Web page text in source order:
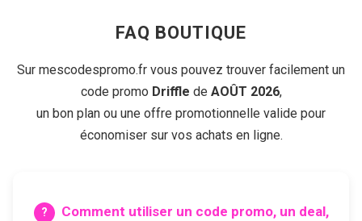
FAQ BOUTIQUE
Sur mescodespromo.fr vous pouvez trouver facilement un
code promo Driffle de AOÛT 2026,
un bon plan ou une offre promotionnelle valide pour
économiser sur vos achats en ligne.
Comment utiliser un code promo, un deal,